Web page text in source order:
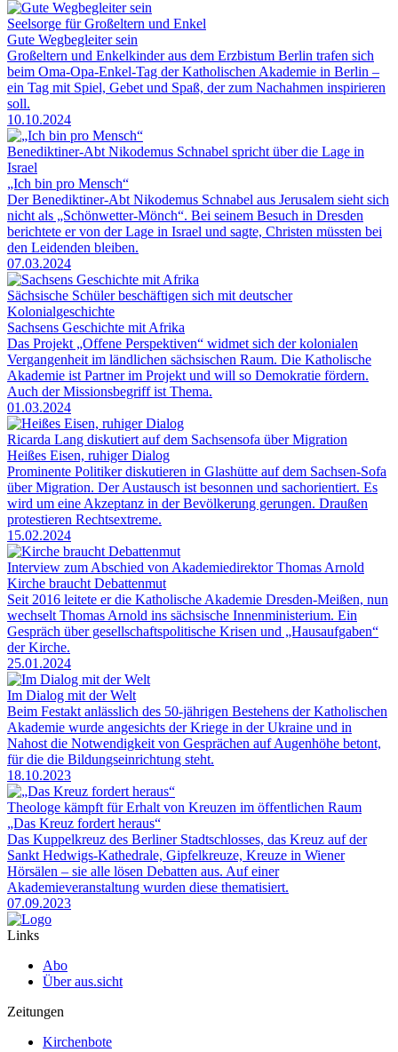
Seelsorge für Großeltern und Enkel
Gute Wegbegleiter sein
Großeltern und Enkelkinder aus dem Erzbistum Berlin trafen sich
beim Oma-Opa-Enkel-Tag der Katholischen Akademie in Berlin –
ein Tag mit Spiel, Gebet und Spaß, der zum Nachahmen inspirieren
soll.
10.10.2024
Benediktiner-Abt Nikodemus Schnabel spricht über die Lage in
Israel
„Ich bin pro Mensch“
Der Benediktiner-Abt Nikodemus Schnabel aus Jerusalem sieht sich
nicht als „Schönwetter-Mönch“. Bei seinem Besuch in Dresden
berichtete er von der Lage in Israel und sagte, Christen müssten bei
den Leidenden bleiben.
07.03.2024
Sächsische Schüler beschäftigen sich mit deutscher
Kolonialgeschichte
Sachsens Geschichte mit Afrika
Das Projekt „Offene Perspektiven“ widmet sich der kolonialen
Vergangenheit im ländlichen sächsischen Raum. Die Katholische
Akademie ist Partner im Projekt und will so Demokratie fördern.
Auch der Missionsbegriff ist Thema.
01.03.2024
Ricarda Lang diskutiert auf dem Sachsensofa über Migration
Heißes Eisen, ruhiger Dialog
Prominente Politiker diskutieren in Glashütte auf dem Sachsen-Sofa
über Migration. Der Austausch ist besonnen und sachorientiert. Es
wird um eine Akzeptanz in der Bevölkerung gerungen. Draußen
protestieren Rechtsextreme.
15.02.2024
Interview zum Abschied von Akademiedirektor Thomas Arnold
Kirche braucht Debattenmut
Seit 2016 leitete er die Katholische Akademie Dresden-Meißen, nun
wechselt Thomas Arnold ins sächsische Innenministerium. Ein
Gespräch über gesellschaftspolitische Krisen und „Hausaufgaben“
der Kirche.
25.01.2024
Im Dialog mit der Welt
Beim Festakt anlässlich des 50-jährigen Bestehens der Katholischen
Akademie wurde angesichts der Kriege in der Ukraine und in
Nahost die Notwendigkeit von Gesprächen auf Augenhöhe betont,
für die die Bildungseinrichtung steht.
18.10.2023
Theologe kämpft für Erhalt von Kreuzen im öffentlichen Raum
„Das Kreuz fordert heraus“
Das Kuppelkreuz des Berliner Stadtschlosses, das Kreuz auf der
Sankt Hedwigs-Kathedrale, Gipfelkreuze, Kreuze in Wiener
Hörsälen – sie alle lösen Debatten aus. Auf einer
Akademieveranstaltung wurden diese thematisiert.
07.09.2023
Links
Abo
Über aus.sicht
Zeitungen
Kirchenbote